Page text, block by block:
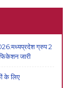
ग्रुप 2
जारी
के लिए